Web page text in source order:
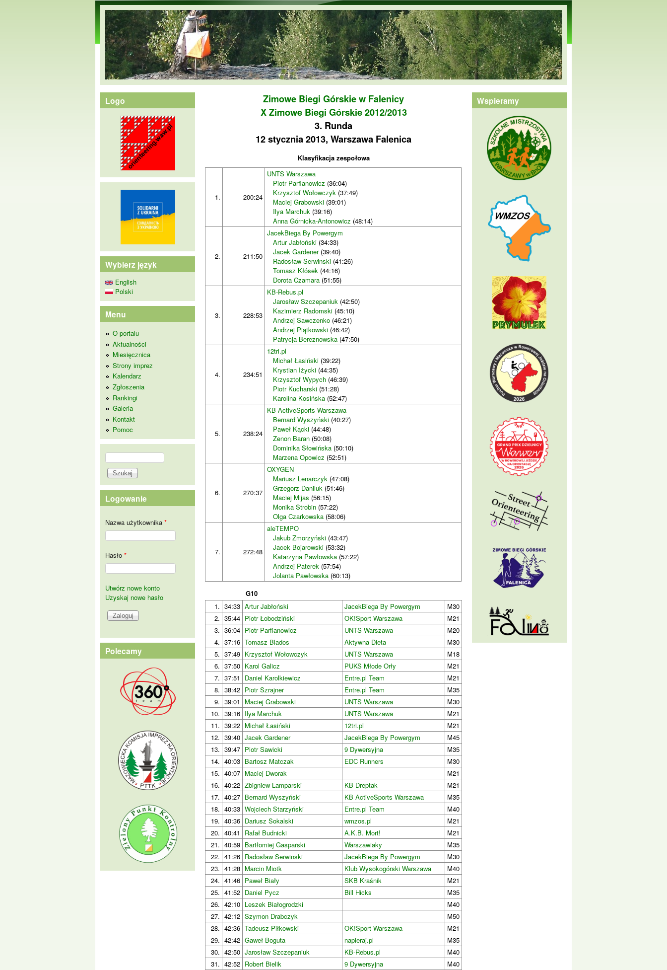
Przejdź do treści
orienteering.waw.pl
Zimowe Biegi Górskie w Falenicy
X Zimowe Biegi Górskie 2012/2013
3. Runda
12 stycznia 2013, Warszawa Falenica
Klasyfikacja zespołowa
1. 200:24
UNTS Warszawa
Piotr Parfianowicz (36:04)
Krzysztof Wołowczyk (37:49)
Maciej Grabowski (39:01)
Ilya Marchuk (39:16)
Anna Górnicka-Antonowicz (48:14)
2. 211:50
JacekBiega By Powergym
Artur Jabłoński (34:33)
Jacek Gardener(39:40)
Radosław Serwinski (41:26)
Tomasz Kłósek (44:16)
Dorota Czamara (51:55)
3. 228:53
KB-Rebus.pl
Jarosław Szczepaniuk (42:50)
Kazimierz Radomski (45:10)
Andrzej Sawczenko (46:21)
Andrzej Piątkowski (46:42)
Patrycja Bereznowska (47:50)
4. 234:51
12tri.pl
Michał Łasiński (39:22)
Krystian Iżycki (44:35)
Krzysztof Wypych (46:39)
Piotr Kucharski (51:28)
Karolina Kosińska (52:47)
5. 238:24
KB ActiveSports Warszawa
Bernard Wyszyński (40:27)
Paweł Kącki (44:48)
Zenon Baran (50:08)
Dominika Słowińska (50:10)
Marzena Opowicz (52:51)
6. 270:37
OXYGEN
Mariusz Lenarczyk (47:08)
Grzegorz Daniluk (51:46)
Maciej Mijas (56:15)
Monika Strobin (57:22)
Olga Czarkowska (58:06)
7. 272:48
aleTEMPO
Jakub Zmorzyński (43:47)
Jacek Bojarowski (53:32)
Katarzyna Pawłowska (57:22)
Andrzej Paterek (57:54)
Jolanta Pawłowska (60:13)
G10
1. 34:33 Artur Jabłoński JacekBiega By Powergym
M30
2. 35:44 Piotr Łobodziński OK!Sport Warszawa
M21
3. 36:04 Piotr Parfianowicz UNTS Warszawa
M20
4. 37:16 Tomasz Blados Aktywna Dieta
M30
5. 37:49 Krzysztof Wołowczyk UNTS Warszawa
M18
6. 37:50 Karol Galicz PUKS Młode Orły
M21
7. 37:51 Daniel Karolkiewicz Entre.pl Team
M21
8. 38:42 Piotr Szrajner Entre.pl Team
M35
9. 39:01 Maciej Grabowski UNTS Warszawa
M30
10. 39:16 Ilya Marchuk UNTS Warszawa
M21
11. 39:22 Michał Łasiński 12tri.pl
M21
12. 39:40 Jacek Gardener JacekBiega By Powergym
M45
13. 39:47 Piotr Sawicki 9 Dywersyjna
M35
14. 40:03 Bartosz Matczak EDC Runners
M30
15. 40:07 Maciej Dworak
M21
16. 40:22 Zbigniew Lamparski KB Dreptak
M21
17. 40:27 Bernard Wyszyński KB ActiveSports Warszawa
M35
18. 40:33 Wojciech Starzyński Entre.pl Team
M40
19. 40:36 Dariusz Sokalski wmzos.pl
M21
20. 40:41 Rafał Budnicki A.K.B. Mort!
M21
21. 40:59 Bartłomiej Gasparski Warszawiaky
M35
22. 41:26 Radosław Serwinski JacekBiega By Powergym
M30
23. 41:28 Marcin Miotk Klub Wysokogórski Warszawa
M40
24. 41:46 Paweł Biały SKB Kraśnik
M21
25. 41:52 Daniel Pycz Bill Hicks
M35
26. 42:10 Leszek Białogrodzki
M40
27. 42:12 Szymon Drabczyk
M50
28. 42:36 Tadeusz Piłkowski OK!Sport Warszawa
M21
29. 42:42 Gaweł Boguta napieraj.pl
M35
30. 42:50 Jarosław Szczepaniuk KB-Rebus.pl
M40
31. 42:52 Robert Bielik 9 Dywersyjna
M40
Logo
Wybierz język
English
Polski
Menu
O portalu
Aktualności
Miesięcznica
Strony imprez
Kalendarz
Zgłoszenia
Rankingi
Galeria
Kontakt
Pomoc
Formularz wyszukiwania
Szukaj
Logowanie
Nazwa użytkownika *
Hasło *
Utwórz nowe konto
Uzyskaj nowe hasło
Polecamy
Wspieramy